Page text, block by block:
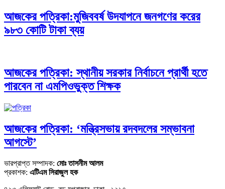
আজকের পত্রিকা:মুজিববর্ষ উদযাপনে জনগণের করের
৯৮৩ কোটি টাকা ব্যয়
আজকের পত্রিকা: স্থানীয় সরকার নির্বাচনে প্রার্থী হতে
পারবেন না এমপিওভুক্ত শিক্ষক
আজকের পত্রিকা: ‘মন্ত্রিসভায় রদবদলের সম্ভাবনা
আগস্টে’
ভারপ্রাপ্ত সম্পাদক: মোঃ তাসনীম আলম
প্রকাশক: এটিএম সিরাজুল হক